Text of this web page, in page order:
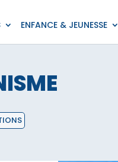
ENFANCE & JEUNESSE